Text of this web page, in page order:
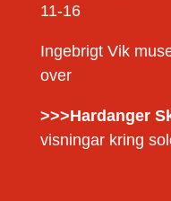
11-16
Ingebrigt Vik
over
>>>Hardanger
visningar kring